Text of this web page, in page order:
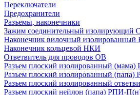
Переключатели
Предохранители
Разъемы, наконечники
Зажим соединительный изолирующий
Наконечник вилочный
Наконечник кольцевой НКИ
Ответвитель для проводов ОВ
Разъем плоский изолированный
Разъем плоский изолированный
Разъем плоский изолированный
Разъем плоский нейлон (папа) РПИ-